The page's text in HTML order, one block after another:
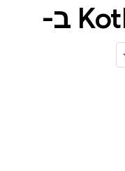
קורוטינים ב-Kotlin ב-